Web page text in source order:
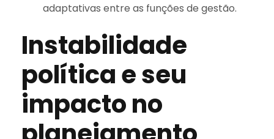
adaptativas entre as funções de gestão.
Instabilidade
política e seu
impacto no